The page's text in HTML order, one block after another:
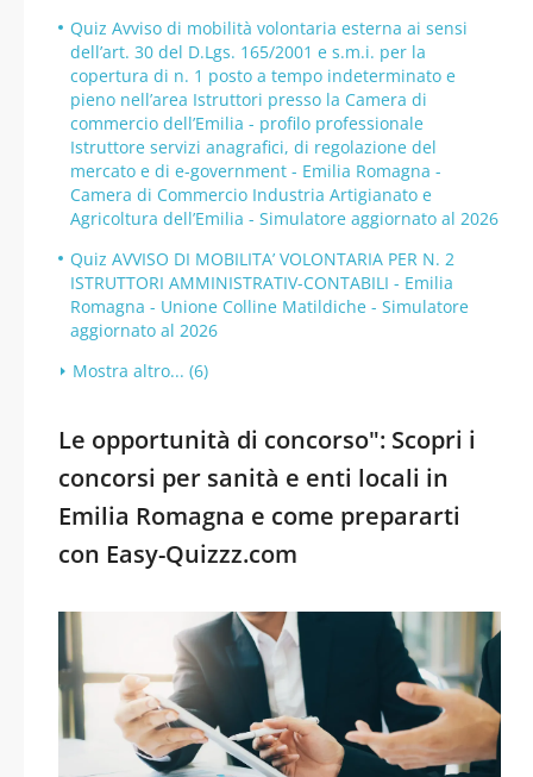
Quiz Avviso di mobilità volontaria esterna ai sensi
dell’art. 30 del D.Lgs. 165/2001 e s.m.i. per la
copertura di n. 1 posto a tempo indeterminato e
pieno nell’area Istruttori presso la Camera di
commercio dell’Emilia - profilo professionale
Istruttore servizi anagrafici, di regolazione del
mercato e di e-government - Emilia Romagna -
Camera di Commercio Industria Artigianato e
Agricoltura dell’Emilia - Simulatore aggiornato al 2026
Quiz AVVISO DI MOBILITA’ VOLONTARIA PER N. 2
ISTRUTTORI AMMINISTRATIV-CONTABILI - Emilia
Romagna - Unione Colline Matildiche - Simulatore
aggiornato al 2026
Mostra altro... (6)
Le opportunità di concorso": Scopri i
concorsi per sanità e enti locali in
Emilia Romagna e come prepararti
con Easy-Quizzz.com